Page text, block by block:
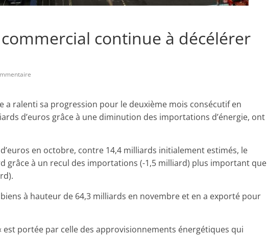
continue à décélérer
a ralenti sa progression pour le deuxième mois consécutif en
d’euros grâce à une diminution des importations d’énergie, ont
en octobre, contre 14,4 milliards initialement estimés, le
grâce à un recul des importations (-1,5 milliard) plus important que
à hauteur de 64,3 milliards en novembre et en a exporté pour
portée par celle des approvisionnements énergétiques qui